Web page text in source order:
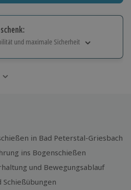
und maximale Sicherheit
in Bad Peterstal-Griesbach
ins Bogenschießen
und Bewegungsablauf
Schießübungen